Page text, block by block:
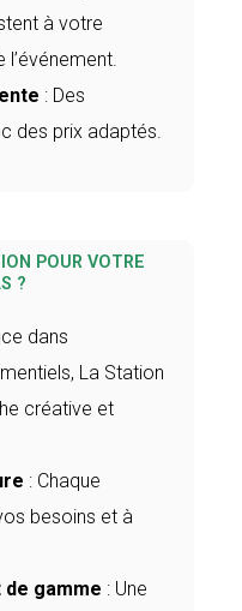
à votre
: Des
des prix adaptés.
POUR VOTRE
?
dans
La Station
créative et
: Chaque
besoins et à
gamme : Une